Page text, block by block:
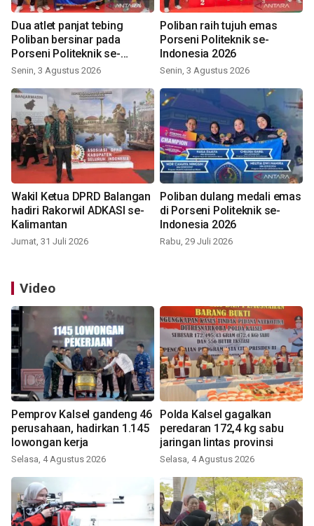
Dua atlet panjat tebing
Poliban bersinar pada
Porseni Politeknik se-
Indonesia 2026
Senin, 3 Agustus 2026
Poliban raih tujuh emas
Porseni Politeknik se-
Indonesia 2026
Senin, 3 Agustus 2026
Wakil Ketua DPRD Balangan
hadiri Rakorwil ADKASI se-
Kalimantan
Jumat, 31 Juli 2026
Poliban dulang medali emas
di Porseni Politeknik se-
Indonesia 2026
Rabu, 29 Juli 2026
Video
Pemprov Kalsel gandeng 46
perusahaan, hadirkan 1.145
lowongan kerja
Selasa, 4 Agustus 2026
Polda Kalsel gagalkan
peredaran 172,4 kg sabu
jaringan lintas provinsi
Selasa, 4 Agustus 2026